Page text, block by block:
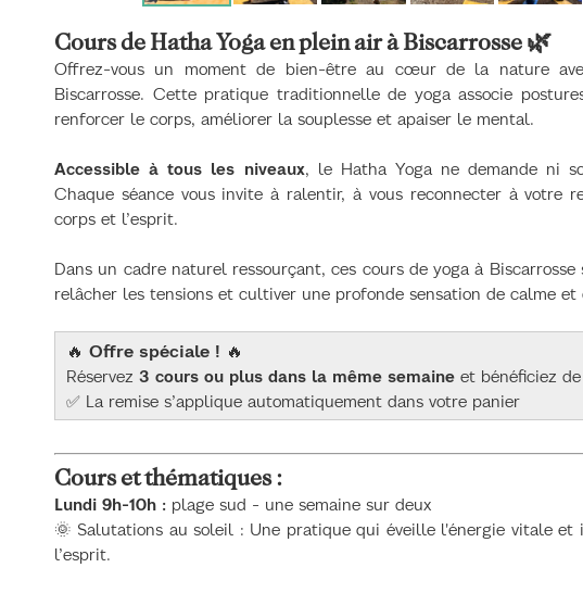
Cours de Hatha Yoga en plein air à Biscarrosse 🌿
Offrez-vous un moment de bien-être au cœur de la nature
Biscarrosse. Cette pratique traditionnelle de yoga associe
renforcer le corps, améliorer la souplesse et apaiser le mental.
Accessible à tous les niveaux, le Hatha Yoga ne demande ni
Chaque séance vous invite à ralentir, à vous reconnecter à
corps et l’esprit.
Dans un cadre naturel ressourçant, ces cours de yoga à
relâcher les tensions et cultiver une profonde sensation de calme et
🔥 Offre spéciale ! 🔥
Réservez 3 cours ou plus dans la même semaine et bénéficiez de
✅ La remise s’applique automatiquement dans votre panier
Cours et thématiques :
Lundi 9h-10h : plage sud - une semaine sur deux
🌞 Salutations au soleil : Une pratique qui éveille l'énergie vitale
l’esprit.